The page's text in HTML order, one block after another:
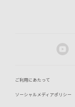
ご利用にあたって
ソーシャルメディアポリシー